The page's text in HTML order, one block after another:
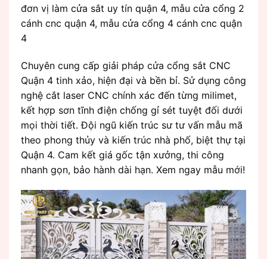
đơn vị làm cửa sắt uy tín quận 4, mẫu cửa cổng 2
cánh cnc quận 4, mẫu cửa cổng 4 cánh cnc quận
4
Chuyên cung cấp giải pháp cửa cổng sắt CNC
Quận 4 tinh xảo, hiện đại và bền bỉ. Sử dụng công
nghệ cắt laser CNC chính xác đến từng milimet,
kết hợp sơn tĩnh điện chống gỉ sét tuyệt đối dưới
mọi thời tiết. Đội ngũ kiến trúc sư tư vấn mẫu mã
theo phong thủy và kiến trúc nhà phố, biệt thự tại
Quận 4. Cam kết giá gốc tận xưởng, thi công
nhanh gọn, bảo hành dài hạn. Xem ngay mẫu mới!